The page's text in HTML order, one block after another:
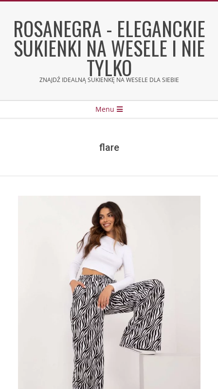
contentROSANEGRA - ELEGANCKIE
SUKIENKI NA WESELE I NIE
TYLKO
ZNAJDŹ IDEALNĄ SUKIENKĘ NA WESELE DLA SIEBIE
Menu
flare